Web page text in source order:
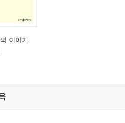
제와 사랑 사이에 있었던 언쟁에 대
수석 사제에게 준 답에 대해 말하다
하기를 원했던 게으른 두 남자의 예
피타스 파야스에게 일어난 일의 예화
이야기